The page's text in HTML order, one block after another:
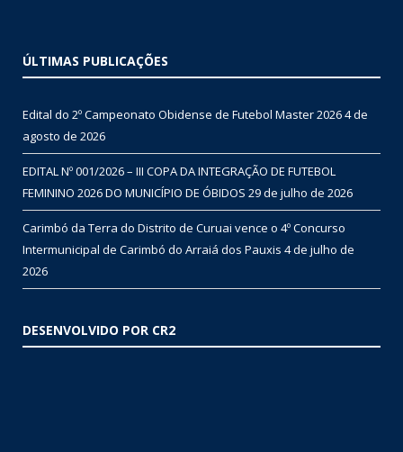
ÚLTIMAS PUBLICAÇÕES
Edital do 2º Campeonato Obidense de Futebol Master 20264 de
agosto de 2026
EDITAL Nº 001/2026 – III COPA DA INTEGRAÇÃO DE FUTEBOL
FEMININO 2026 DO MUNICÍPIO DE ÓBIDOS 29 de julho de 2026
Carimbó da Terra do Distrito de Curuai vence o 4º Concurso
Intermunicipal de Carimbó do Arraiá dos Pauxis 4 de julho de
2026
DESENVOLVIDO POR CR2